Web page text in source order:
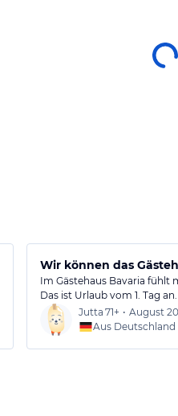
Wir können das
Im Gästehaus Bavaria fühlt
Das ist Urlaub vom 1. Tag
Jutta 71+ • August
Aus Deutschland